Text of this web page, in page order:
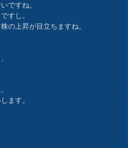
ですね。
すし。
の上昇が目立ちますね。
ます。